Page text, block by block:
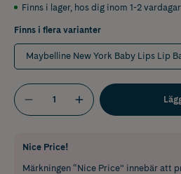
Finns i lager, hos dig inom 1-2 vardagar
Finns i flera varianter
Maybelline New York Baby Lips Lip
Nice Price!
Märkningen “Nice Price” innebär att